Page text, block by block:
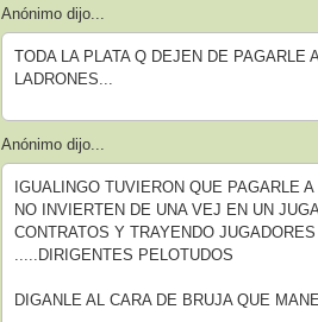
Anónimo dijo...
TODA LA PLATA Q DEJEN DE PAGARLE
LADRONES...
Anónimo dijo...
IGUALINGO TUVIERON QUE PAGARLE
NO INVIERTEN DE UNA VEJ EN UN
CONTRATOS Y TRAYENDO
.....DIRIGENTES PELOTUDOS
DIGANLE AL CARA DE BRUJA QUE